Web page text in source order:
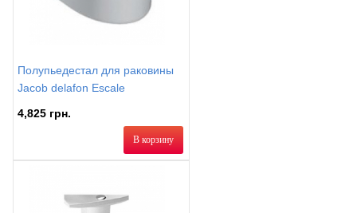
Полупьедестал для раковины
Jacob delafon Escale
4,825 грн.
В корзину